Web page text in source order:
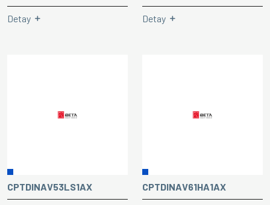
Detay Detay
CPTDINAV53LS1AX CPTDINAV61HA1AX